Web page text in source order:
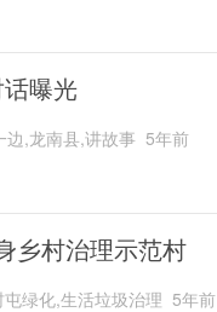
曝光
边,龙南县,讲故事 5年前
乡村治理示范村
绿化,生活垃圾治理 5年前